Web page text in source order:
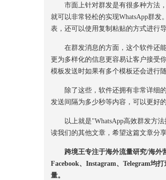
市面上针对群发是有很多种方法，
就可以非常轻松的实现WhatsApp群
表，还可以使用复制粘贴的方式进行
在群发消息的方面，这个软件还能
更为多样化的信息更容易让客户接受
模板发送时如果有多个模板还会进行
除了这些，软件还拥有非常详细的
发送间隔为多少秒等内容，可以更好
以上就是"WhatsApp高效群发方法
读我们的其他文章，希望这篇文章分
跨境王专注于海外流量研究/海外
Facebook、Instagram、Telegram均
量。